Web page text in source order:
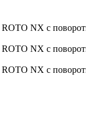
NX с
NX с
NX с